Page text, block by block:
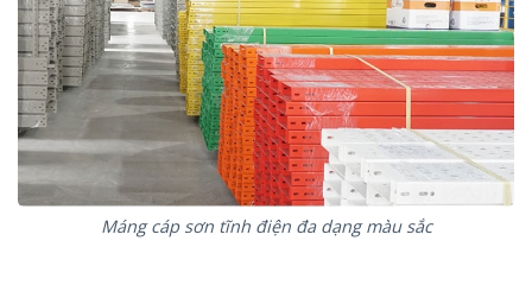
Máng cáp sơn tĩnh điện đa dạng màu sắc